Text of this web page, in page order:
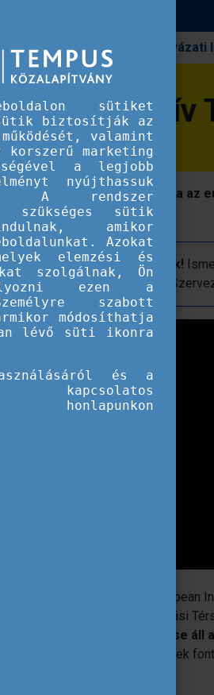
Európai Innovatív Tanítási Díj
Innovatív
célja, hogy kiemelje és díjazza az
jógyakorlatokat.
a 2025-ös díjazottaknak!
Fogyatékosok Érdekvédelmi
(European
– hozzájárul az Európai Oktatási
és a motiváció növelése áll
és hálózatépítésének
sütiket
biztosítják az
valamint
korszerű marketing
a legjobb
nyújthassuk
A rendszer
szükséges sütik
amikor
Azokat
elemzési és
szolgálnak, Ön
ezen a
szabott
módosíthatja
lévő süti ikonra
és a
honlapunkon